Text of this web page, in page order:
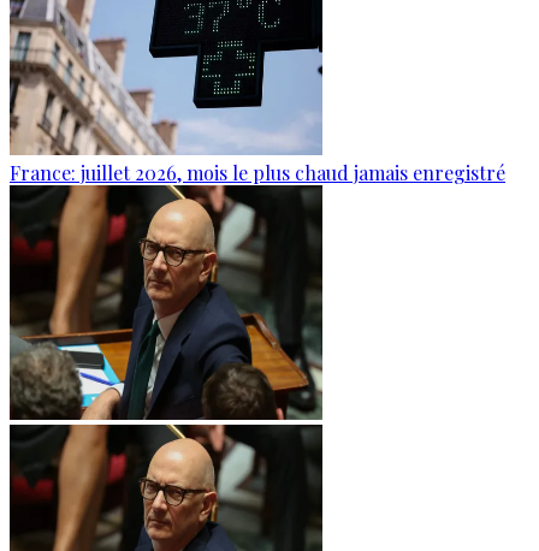
France: juillet 2026, mois le plus chaud jamais enregistré